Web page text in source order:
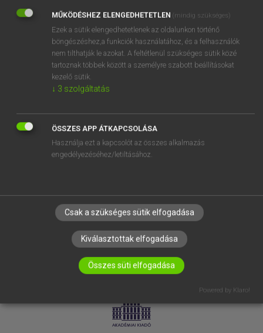
EGYÉNI FELHASZNÁLÓKNAK
TANULÓKNAK
OKTATÁSI INTÉZMÉNYEKNEK
VÁLLALATI MEGOLDÁSOK
RÓLUNK
ELÉRHETŐSÉG
SÜTI BEÁLLÍTÁSOK
LICENCSZERZŐDÉS ADATVÉDELEM
MŰKÖDÉSHEZ ELENGEDHETETLEN (mindig szükséges)
Ezek a sütik elengedhetetlenek az oldalunkon történő
böngészéshez,a funkciók használatához, és a felhasználók
nem tilthatják le azokat. A feltétlenül szükséges sütik közé
tartoznak többek között a személyre szabott beállításokat
kezelő sütik.
↓ 3 szolgáltatás
ÖSSZES APP ÁTKAPCSOLÁSA
Használja ezt a kapcsolót az összes alkalmazás
engedélyezéséhez/letiltásához.
Csak a szükséges sütik elfogadása
Kiválasztottak elfogadása
Összes süti elfogadása
Powered by Klaro!